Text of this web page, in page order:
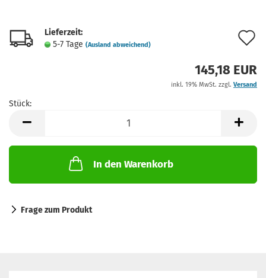
Lieferzeit:
5-7 Tage (Ausland abweichend)
145,18 EUR
inkl. 19% MwSt. zzgl. Versand
Stück:
In den Warenkorb
Frage zum Produkt